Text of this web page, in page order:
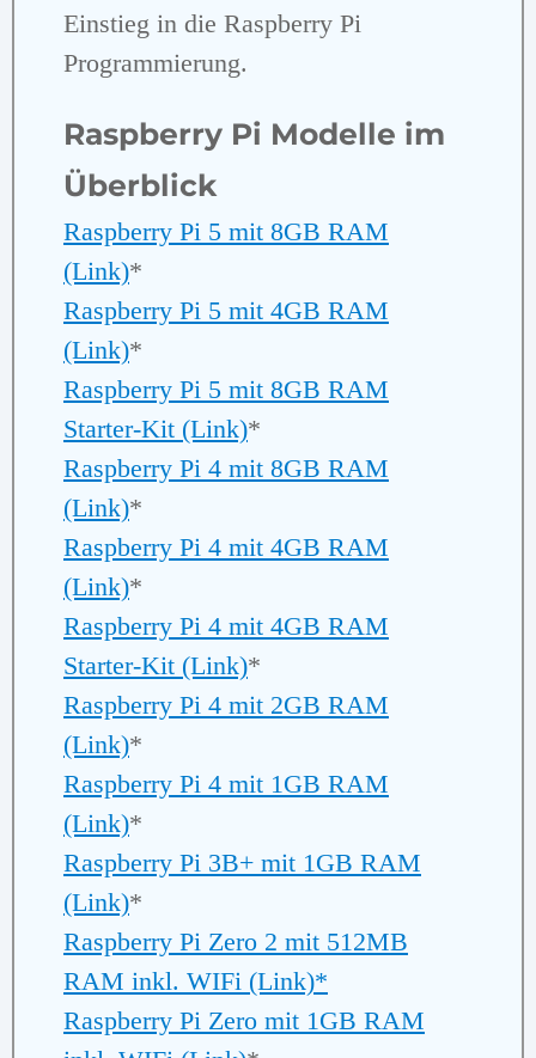
Einstieg in die Raspberry Pi
Programmierung.
Raspberry Pi Modelle im
Überblick
Raspberry Pi 5 mit 8GB RAM
(Link)*
Raspberry Pi 5 mit 4GB RAM
(Link)*
Raspberry Pi 5 mit 8GB RAM
Starter-Kit (Link)*
Raspberry Pi 4 mit 8GB RAM
(Link)*
Raspberry Pi 4 mit 4GB RAM
(Link)*
Raspberry Pi 4 mit 4GB RAM
Starter-Kit (Link)*
Raspberry Pi 4 mit 2GB RAM
(Link)*
Raspberry Pi 4 mit 1GB RAM
(Link)*
Raspberry Pi 3B+ mit 1GB RAM
(Link)*
Raspberry Pi Zero 2 mit 512MB
RAM inkl. WIFi (Link)*
Raspberry Pi Zero mit 1GB RAM